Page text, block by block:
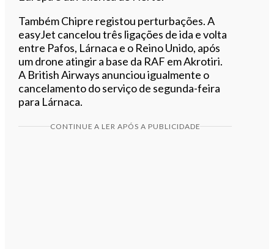
Também Chipre registou perturbações. A
easyJet cancelou três ligações de ida e volta
entre Pafos, Lárnaca e o Reino Unido, após
um drone atingir a base da RAF em Akrotiri.
A British Airways anunciou igualmente o
cancelamento do serviço de segunda-feira
para Lárnaca.
CONTINUE A LER APÓS A PUBLICIDADE